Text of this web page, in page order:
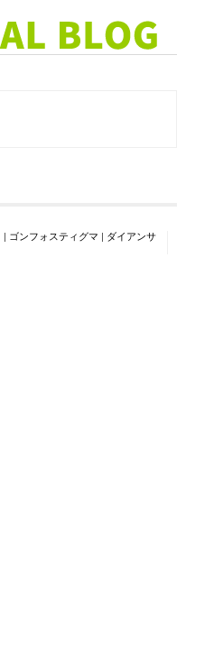
| ゴンフォスティグマ | ダイアンサ